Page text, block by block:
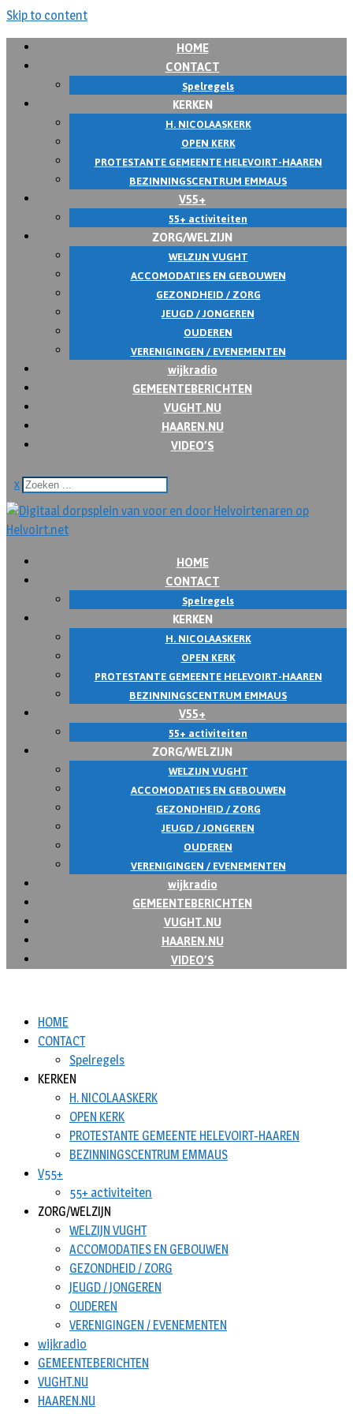
Skip to content
HOME
CONTACT
Spelregels
KERKEN
H. NICOLAASKERK
OPEN KERK
PROTESTANTE GEMEENTE HELEVOIRT-HAAREN
BEZINNINGSCENTRUM EMMAUS
V55+
55+ activiteiten
ZORG/WELZIJN
WELZIJN VUGHT
ACCOMODATIES EN GEBOUWEN
GEZONDHEID / ZORG
JEUGD / JONGEREN
OUDEREN
VERENIGINGEN / EVENEMENTEN
wijkradio
GEMEENTEBERICHTEN
VUGHT.NU
HAAREN.NU
VIDEO’S
x
HOME
CONTACT
Spelregels
KERKEN
H. NICOLAASKERK
OPEN KERK
PROTESTANTE GEMEENTE HELEVOIRT-HAAREN
BEZINNINGSCENTRUM EMMAUS
V55+
55+ activiteiten
ZORG/WELZIJN
WELZIJN VUGHT
ACCOMODATIES EN GEBOUWEN
GEZONDHEID / ZORG
JEUGD / JONGEREN
OUDEREN
VERENIGINGEN / EVENEMENTEN
wijkradio
GEMEENTEBERICHTEN
VUGHT.NU
HAAREN.NU
VIDEO’S
HOME
CONTACT
Spelregels
KERKEN
H. NICOLAASKERK
OPEN KERK
PROTESTANTE GEMEENTE HELEVOIRT-HAAREN
BEZINNINGSCENTRUM EMMAUS
V55+
55+ activiteiten
ZORG/WELZIJN
WELZIJN VUGHT
ACCOMODATIES EN GEBOUWEN
GEZONDHEID / ZORG
JEUGD / JONGEREN
OUDEREN
VERENIGINGEN / EVENEMENTEN
wijkradio
GEMEENTEBERICHTEN
VUGHT.NU
HAAREN.NU